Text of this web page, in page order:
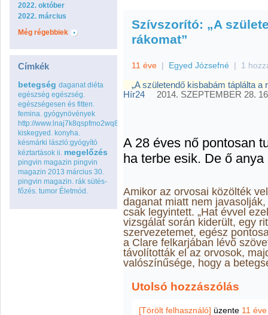
2022. október
2022. március
Még régebbiek
Címkék
betegség daganat diéta
egészség egészség.
egészségesen és fitten.
femina. gyógynövények
http://www.lnaj7k8qspfmo2wq8go.com
kiskegyed. konyha.
késmárki lászló:gyógyító
kéztartások ii. megelőzés
pingvin magazin pingvin
magazin 2013 március 30.
pingvin magazin. rák sütés-
főzés. tumor Életmód.
Szívszorító: „A
rákomat”
11 éve | Egyed Józsefné | 1
„A születendő kisbabám táplálta a
Hír24
2014. SZEPTEMBER 28.
A 28 éves nő pontosan
ha terbe esik. De ő
Amikor az orvosai közölték
daganat miatt nem
csak legyintett. „Hat évvel
vizsgálat során kiderült, egy
szervezetemet, egész
a Clare felkarjában lévő
távolították el az orvosok,
valószínűsége, hogy a
Utolsó hozzászólás
[Törölt felhasználó] üzente 11 éve